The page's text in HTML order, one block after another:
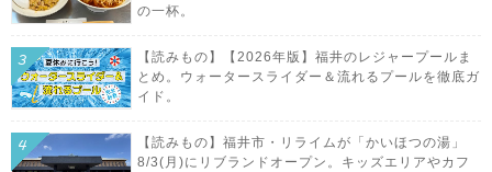
の一杯。
【読みもの】【2026年版】福井のレジャープールま
とめ。ウォータースライダー＆流れるプールを徹底ガ
イド。
【読みもの】福井市・リライムが「かいほつの湯」
8/3(月)にリブランドオープン。キッズエリアやカフ